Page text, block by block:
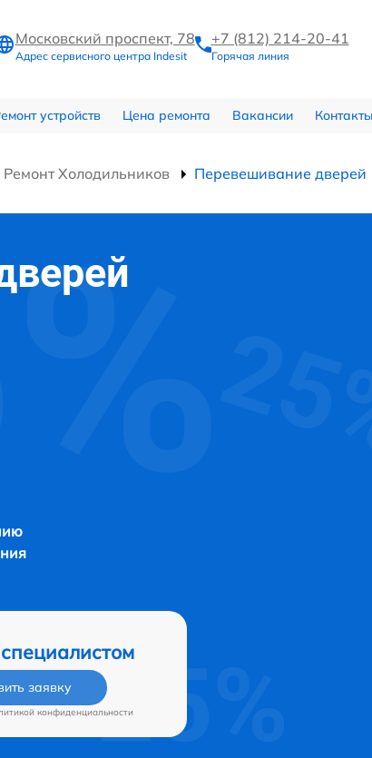
Московский проспект, 78
Адрес сервисного центра Indesit
+7 (812) 214-20-41
Горячая линия
устройств Цена ремонта Вакансии Контакты
Ремонт Холодильников Перевешивание дверей
заявку
конфиденциальности